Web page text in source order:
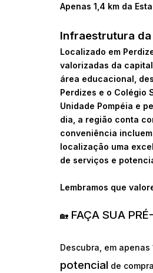
Apenas 1,4 km da
Infraestrutura
Localizado em
valorizadas da
área educacional,
Perdizes e o Colégio
Unidade Pompéia e
dia, a região conta
conveniência
localização uma
de serviços e
Lembramos que
🏡 FAÇA SUA
Descubra, em
potencial de